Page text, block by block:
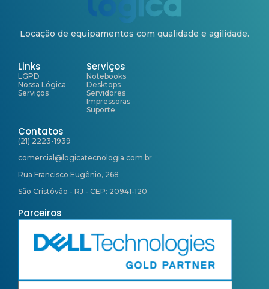
Locação de equipamentos com qualidade e agilidade.
Links
LGPD
Nossa Lógica
Serviços
Serviços
Notebooks
Desktops
Servidores
Impressoras
Suporte
Contatos
(21) 2223-1939
comercial@logicatecnologia.com.br
Rua Francisco Eugênio, 268
São Cristôvão - RJ - CEP: 20941-120
Parceiros